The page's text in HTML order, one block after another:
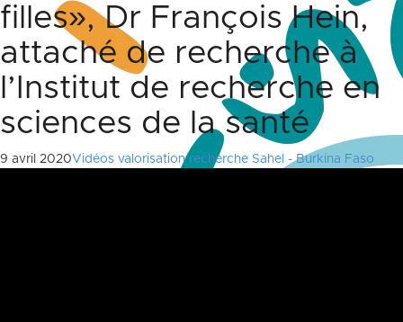
filles», Dr François Hein,
attaché de recherche à
l’Institut de recherche en
sciences de la santé
9 avril 2020Vidéos valorisation recherche Sahel - Burkina Faso